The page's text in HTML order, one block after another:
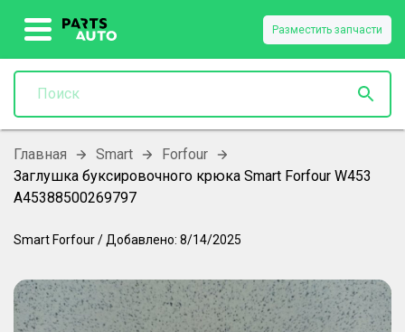
Разместить запчасти
Главная Smart
Forfour
Заглушка буксировочного крюка Smart Forfour W453
A45388500269797
Smart Forfour/ Добавлено: 8/14/2025